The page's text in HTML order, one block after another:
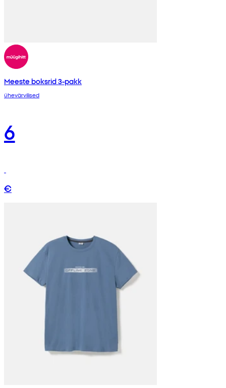
Meeste boksrid 3-pakk
ühevärvilised
6
€